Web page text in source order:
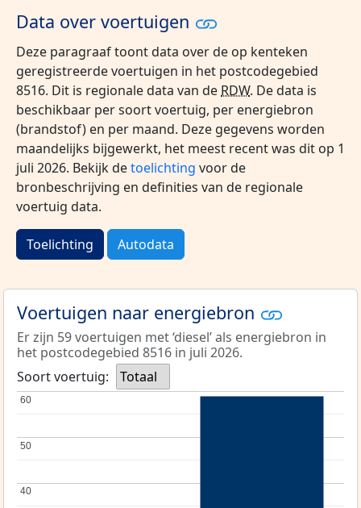
Data over voertuigen
Deze paragraaf toont data over de op kenteken
geregistreerde voertuigen in het postcodegebied
8516. Dit is regionale data van de RDW. De data is
beschikbaar per soort voertuig, per energiebron
(brandstof) en per maand. Deze gegevens worden
maandelijks bijgewerkt, het meest recent was dit op 1
juli 2026. Bekijk detoelichting voor de
bronbeschrijving en definities van de regionale
voertuig data.
Toelichting Autodata
Voertuigen naar energiebron
Er zijn 59 voertuigen met ‘diesel’ als energiebron in
het postcodegebied 8516 in juli 2026.
Soort voertuig:
Totaal
40
40
50
50
60
60